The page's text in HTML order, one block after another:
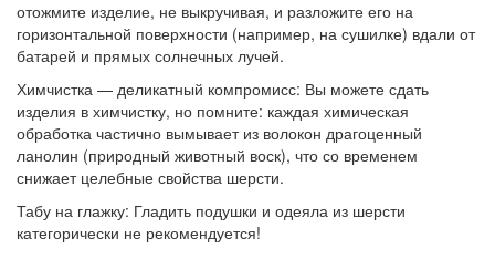
отожмите изделие, не выкручивая, и разложите его на
горизонтальной поверхности (например, на сушилке) вдали от
батарей и прямых солнечных лучей.
Химчистка — деликатный компромисс: Вы можете сдать
изделия в химчистку, но помните: каждая химическая
обработка частично вымывает из волокон драгоценный
ланолин (природный животный воск), что со временем
снижает целебные свойства шерсти.
Табу на глажку: Гладить подушки и одеяла из шерсти
категорически не рекомендуется!